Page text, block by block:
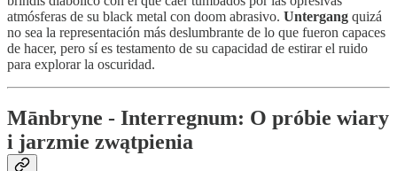
atmósferas de su black metal con doom abrasivo. Untergang quizá
no sea la representación más deslumbrante de lo que fueron capaces
de hacer, pero sí es testamento de su capacidad de estirar el ruido
para explorar la oscuridad.
Mānbryne - Interregnum: O próbie wiary
i jarzmie zwątpienia